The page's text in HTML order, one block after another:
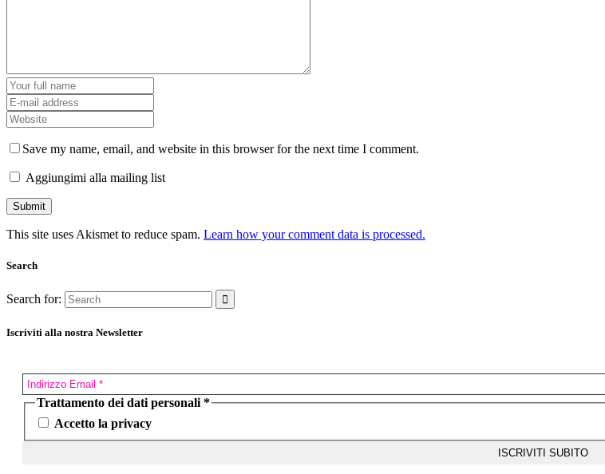
Save my name, email, and website in this browser for the next time I comment.
Aggiungimi alla mailing list
This site uses Akismet to reduce spam. Learn how your comment data is processed.
Search
Search for:
Iscriviti alla nostra Newsletter
Trattamento dei dati personali *
Accetto la privacy